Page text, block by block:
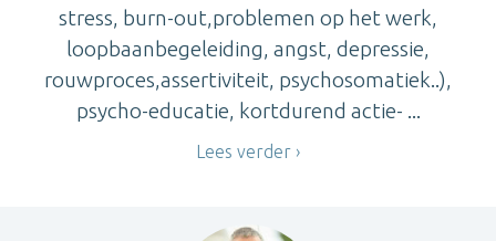
stress, burn-out,problemen op het werk,
loopbaanbegeleiding, angst, depressie,
rouwproces,assertiviteit, psychosomatiek..),
psycho-educatie, kortdurend actie- ...
Lees verder